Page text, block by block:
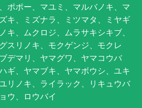
ポポー、マユミ、マルバノキ、マ
キ、ミズナラ、ミツマタ、ミヤギ
キ、ムクロジ、ムラサキシキブ、
スリノキ、モクゲンジ、モクレ
デマリ、ヤマグワ、ヤマコウバ
ギ、ヤマブキ、ヤマボウシ、ユキ
リノキ、ライラック、リキュウバ
ウ、ロウバイ